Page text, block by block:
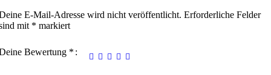
E-Mail-Adresse wird nicht veröffentlicht. Erforderliche Felder
mit * markiert
Bewertung *